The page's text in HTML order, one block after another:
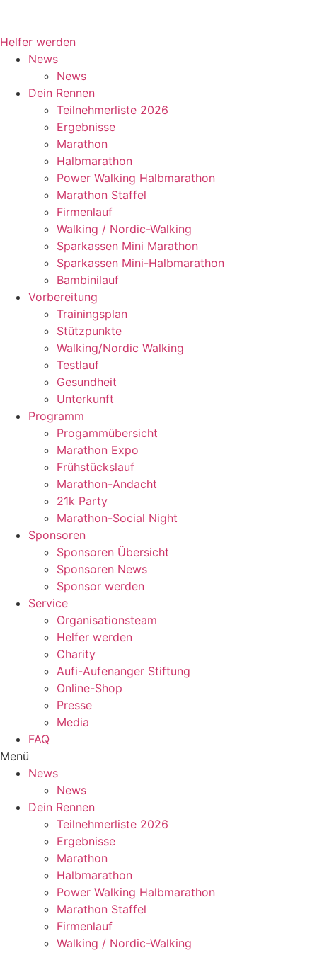
Helfer werden
News
News
Dein Rennen
Teilnehmerliste 2026
Ergebnisse
Marathon
Halbmarathon
Power Walking Halbmarathon
Marathon Staffel
Firmenlauf
Walking / Nordic-Walking
Sparkassen Mini Marathon
Sparkassen Mini-Halbmarathon
Bambinilauf
Vorbereitung
Trainingsplan
Stützpunkte
Walking/Nordic Walking
Testlauf
Gesundheit
Unterkunft
Programm
Progammübersicht
Marathon Expo
Frühstückslauf
Marathon-Andacht
21k Party
Marathon-Social Night
Sponsoren
Sponsoren Übersicht
Sponsoren News
Sponsor werden
Service
Organisationsteam
Helfer werden
Charity
Aufi-Aufenanger Stiftung
Online-Shop
Presse
Media
FAQ
Menü
News
News
Dein Rennen
Teilnehmerliste 2026
Ergebnisse
Marathon
Halbmarathon
Power Walking Halbmarathon
Marathon Staffel
Firmenlauf
Walking / Nordic-Walking